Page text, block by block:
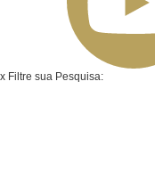
x Filtre sua Pesquisa: